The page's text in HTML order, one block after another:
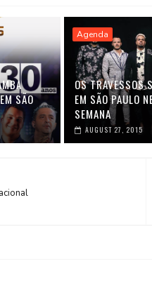
SÃO
Agenda
OS TRAVESSOS
EM SÃO PAULO
SEMANA
AUGUST 27, 2015